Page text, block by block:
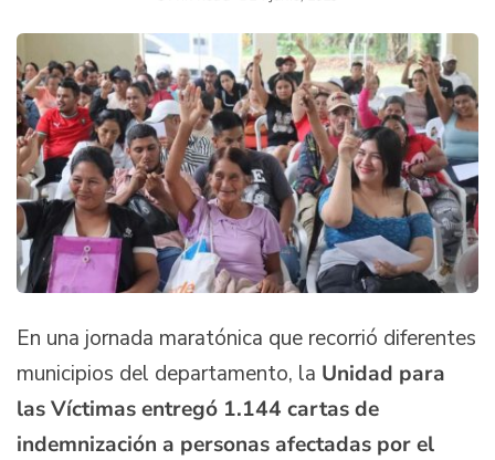
En una jornada maratónica que recorrió diferentes
municipios del departamento, la Unidad para
las Víctimas entregó 1.144 cartas de
indemnización a personas afectadas por el